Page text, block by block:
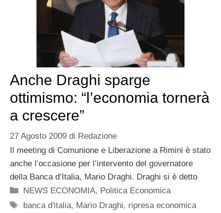
Anche Draghi sparge
ottimismo: “l’economia tornerà
a crescere”
27 Agosto 2009 di Redazione
Il meeting di Comunione e Liberazione a Rimini è stato
anche l’occasione per l’intervento del governatore
della Banca d’Italia, Mario Draghi. Draghi si è detto
Categorie
NEWS ECONOMIA, Politica Economica
Tag
banca d'italia, Mario Draghi, ripresa economica